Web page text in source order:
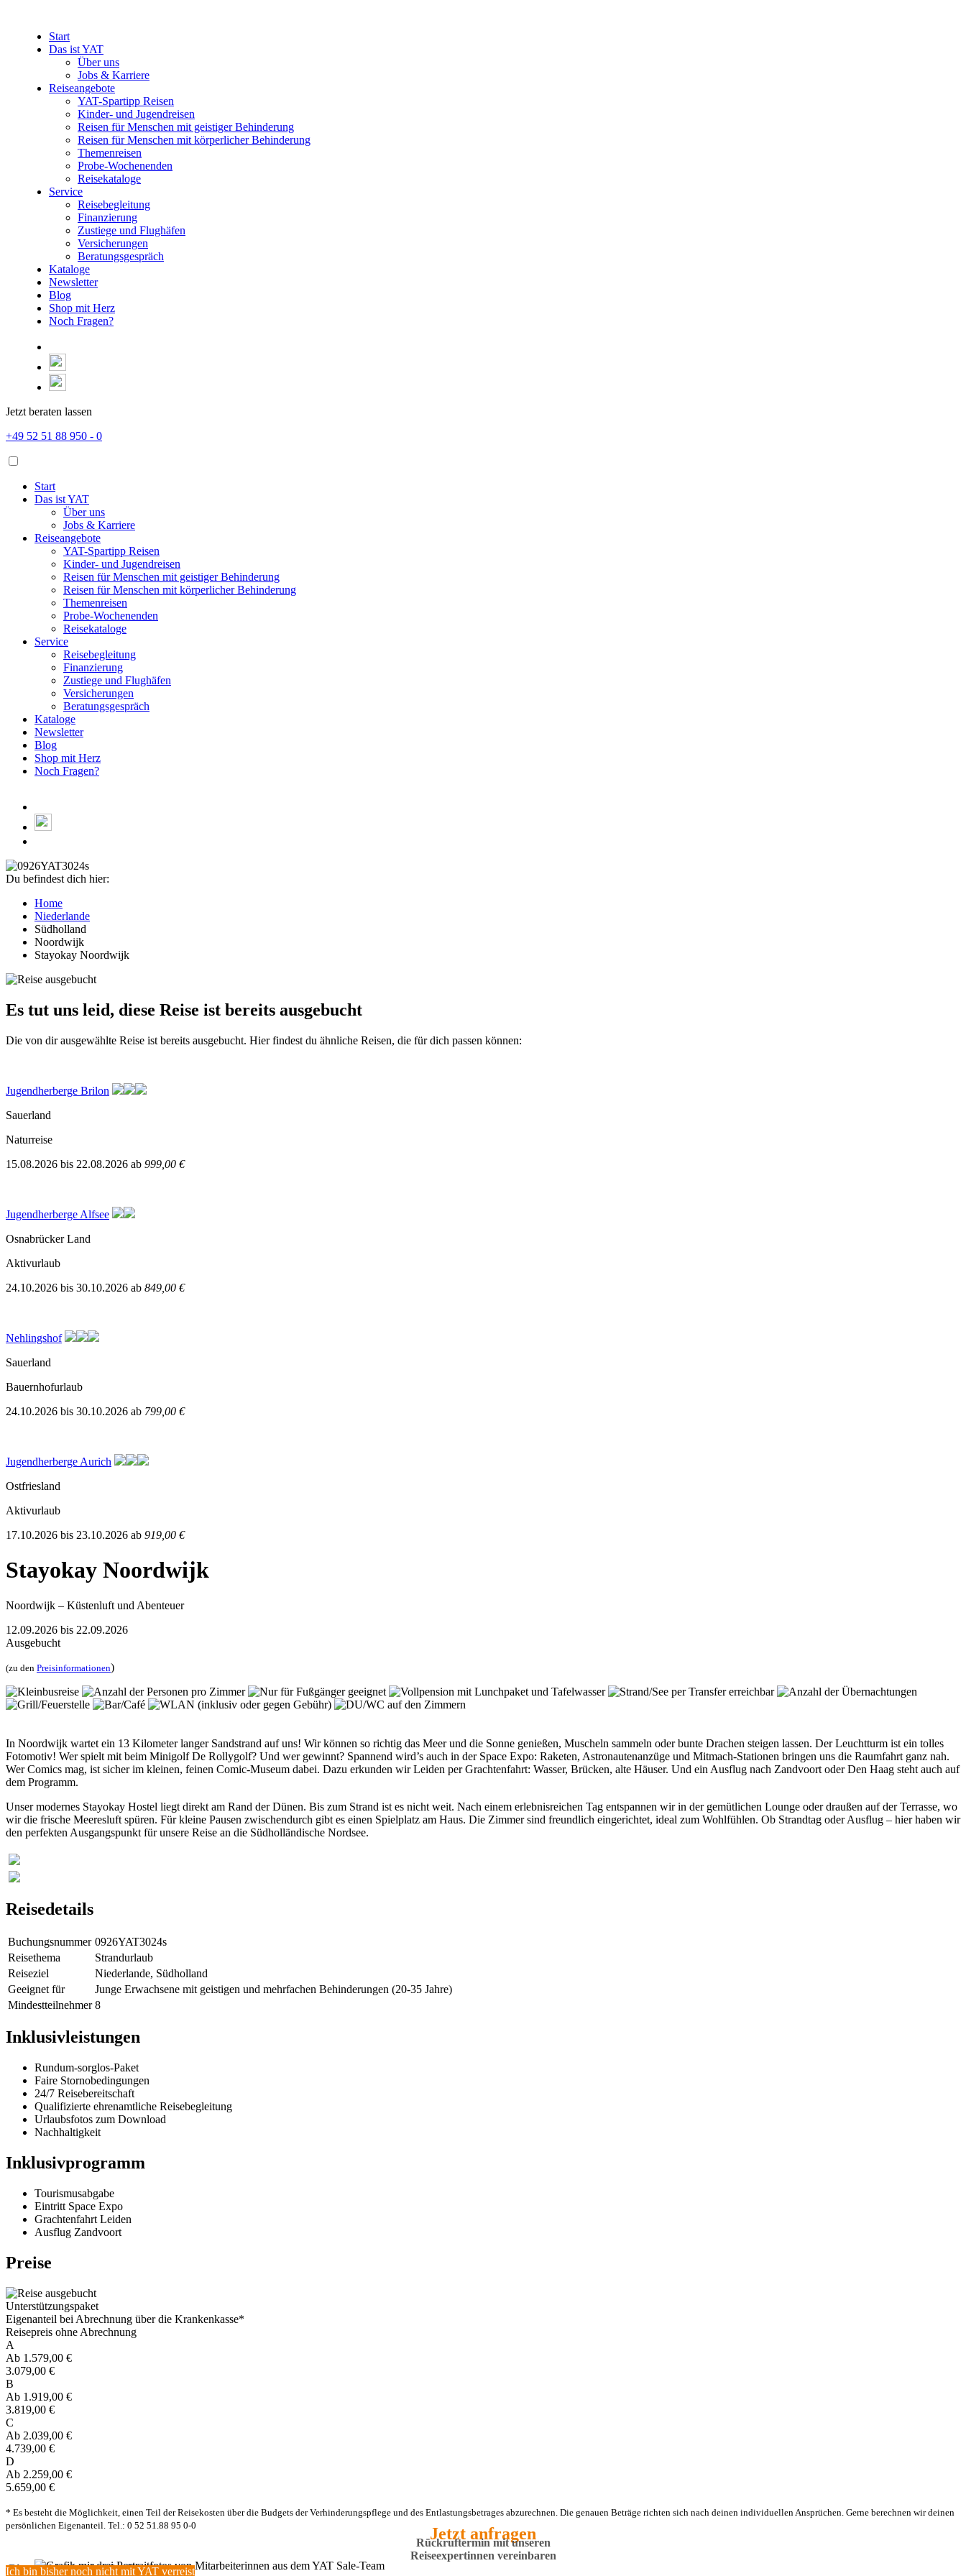
Start
Das ist YAT
Über uns
Jobs & Karriere
Reiseangebote
YAT-Spartipp Reisen
Kinder- und Jugendreisen
Reisen für Menschen mit geistiger Behinderung
Reisen für Menschen mit körperlicher Behinderung
Themenreisen
Probe-Wochenenden
Reisekataloge
Service
Reisebegleitung
Finanzierung
Zustiege und Flughäfen
Versicherungen
Beratungsgespräch
Kataloge
Newsletter
Blog
Shop mit Herz
Noch Fragen?
Jetzt beraten lassen
+49 52 51 88 950 - 0
Start
Das ist YAT
Über uns
Jobs & Karriere
Reiseangebote
YAT-Spartipp Reisen
Kinder- und Jugendreisen
Reisen für Menschen mit geistiger Behinderung
Reisen für Menschen mit körperlicher Behinderung
Themenreisen
Probe-Wochenenden
Reisekataloge
Service
Reisebegleitung
Finanzierung
Zustiege und Flughäfen
Versicherungen
Beratungsgespräch
Kataloge
Newsletter
Blog
Shop mit Herz
Noch Fragen?
Du befindest dich hier:
Home
Niederlande
Südholland
Noordwijk
Stayokay Noordwijk
Es tut uns leid, diese Reise ist bereits ausgebucht
Die von dir ausgewählte Reise ist bereits ausgebucht. Hier findest du ähnliche Reisen, die für dich passen können:
Jugendherberge Brilon
Sauerland
Naturreise
15.08.2026 bis 22.08.2026 ab 999,00 €
Jugendherberge Alfsee
Osnabrücker Land
Aktivurlaub
24.10.2026 bis 30.10.2026 ab 849,00 €
Nehlingshof
Sauerland
Bauernhofurlaub
24.10.2026 bis 30.10.2026 ab 799,00 €
Jugendherberge Aurich
Ostfriesland
Aktivurlaub
17.10.2026 bis 23.10.2026 ab 919,00 €
Stayokay Noordwijk
Noordwijk – Küstenluft und Abenteuer
12.09.2026 bis 22.09.2026
Ausgebucht
(zu den Preisinformationen)
In Noordwijk wartet ein 13 Kilometer langer Sandstrand auf uns! Wir können so richtig das Meer und die Sonne genießen, Muscheln sammeln oder bunte Drachen steigen lassen. Der Leuchtturm ist ein tolles
Fotomotiv! Wer spielt mit beim Minigolf De Rollygolf? Und wer gewinnt? Spannend wird’s auch in der Space Expo: Raketen, Astronautenanzüge und Mitmach-Stationen bringen uns die Raumfahrt ganz nah.
Wer Comics mag, ist sicher im kleinen, feinen Comic-Museum dabei. Dazu erkunden wir Leiden per Grachtenfahrt: Wasser, Brücken, alte Häuser. Und ein Ausflug nach Zandvoort oder Den Haag steht auch auf
dem Programm.
Unser modernes Stayokay Hostel liegt direkt am Rand der Dünen. Bis zum Strand ist es nicht weit. Nach einem erlebnisreichen Tag entspannen wir in der gemütlichen Lounge oder draußen auf der Terrasse, wo
wir die frische Meeresluft spüren. Für kleine Pausen zwischendurch gibt es einen Spielplatz am Haus. Die Zimmer sind freundlich eingerichtet, ideal zum Wohlfühlen. Ob Strandtag oder Ausflug – hier haben wir
den perfekten Ausgangspunkt für unsere Reise an die Südholländische Nordsee.
Reisedetails
Buchungsnummer 0926YAT3024s
Reisethema
Strandurlaub
Reiseziel
Niederlande, Südholland
Geeignet für
Junge Erwachsene mit geistigen und mehrfachen Behinderungen (20-35 Jahre)
Mindestteilnehmer 8
Inklusivleistungen
Rundum-sorglos-Paket
Faire Stornobedingungen
24/7 Reisebereitschaft
Qualifizierte ehrenamtliche Reisebegleitung
Urlaubsfotos zum Download
Nachhaltigkeit
Inklusivprogramm
Tourismusabgabe
Eintritt Space Expo
Grachtenfahrt Leiden
Ausflug Zandvoort
Preise
Unterstützungspaket
Eigenanteil bei Abrechnung über die Krankenkasse*
Reisepreis ohne Abrechnung
A
Ab 1.579,00 €
3.079,00 €
B
Ab 1.919,00 €
3.819,00 €
C
Ab 2.039,00 €
4.739,00 €
D
Ab 2.259,00 €
5.659,00 €
* Es besteht die Möglichkeit, einen Teil der Reisekosten über die Budgets der Verhinderungspflege und des Entlastungsbetrages abzurechnen. Die genauen Beträge richten sich nach deinen individuellen Ansprüchen. Gerne berechnen wir deinen
persönlichen Eigenanteil. Tel.: 0 52 51.88 95 0-0
Jetzt anfragen
Rückruftermin mit unseren
Reiseexpertinnen vereinbaren
Bitte wähle eine der Optionen:
Ich bin bisher noch nicht mit YAT verreist